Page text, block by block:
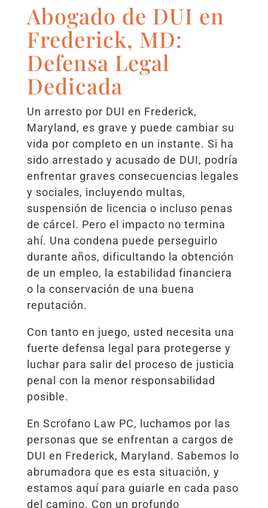
Abogado de DUI en
Frederick, MD:
Defensa Legal
Dedicada
Un arresto por DUI en Frederick,
Maryland, es grave y puede cambiar su
vida por completo en un instante. Si ha
sido arrestado y acusado de DUI, podría
enfrentar graves consecuencias legales
y sociales, incluyendo multas,
suspensión de licencia o incluso penas
de cárcel. Pero el impacto no termina
ahí. Una condena puede perseguirlo
durante años, dificultando la obtención
de un empleo, la estabilidad financiera
o la conservación de una buena
reputación.
Con tanto en juego, usted necesita una
fuerte defensa legal para protegerse y
luchar para salir del proceso de justicia
penal con la menor responsabilidad
posible.
En Scrofano Law PC, luchamos por las
personas que se enfrentan a cargos de
DUI en Frederick, Maryland. Sabemos lo
abrumadora que es esta situación, y
estamos aquí para guiarle en cada paso
del camino. Con un profundo